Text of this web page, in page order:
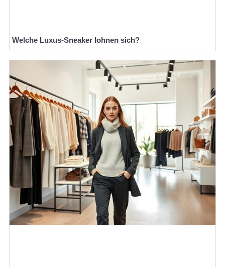
Welche Luxus-Sneaker lohnen sich?